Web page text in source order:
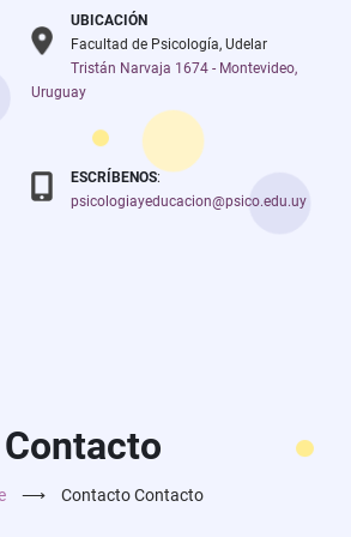
UBICACIÓN
Facultad de Psicología, Udelar
Tristán Narvaja 1674 - Montevideo,
Uruguay
ESCRÍBENOS:
psicologiayeducacion@psico.edu.uy
Contacto
⟶ ContactoContacto